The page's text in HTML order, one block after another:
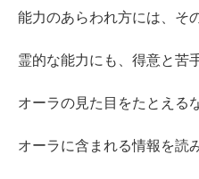
能力のあらわれ方には、そ
霊的な能力にも、得意と苦
オーラの見た目をたとえる
オーラに含まれる情報を読